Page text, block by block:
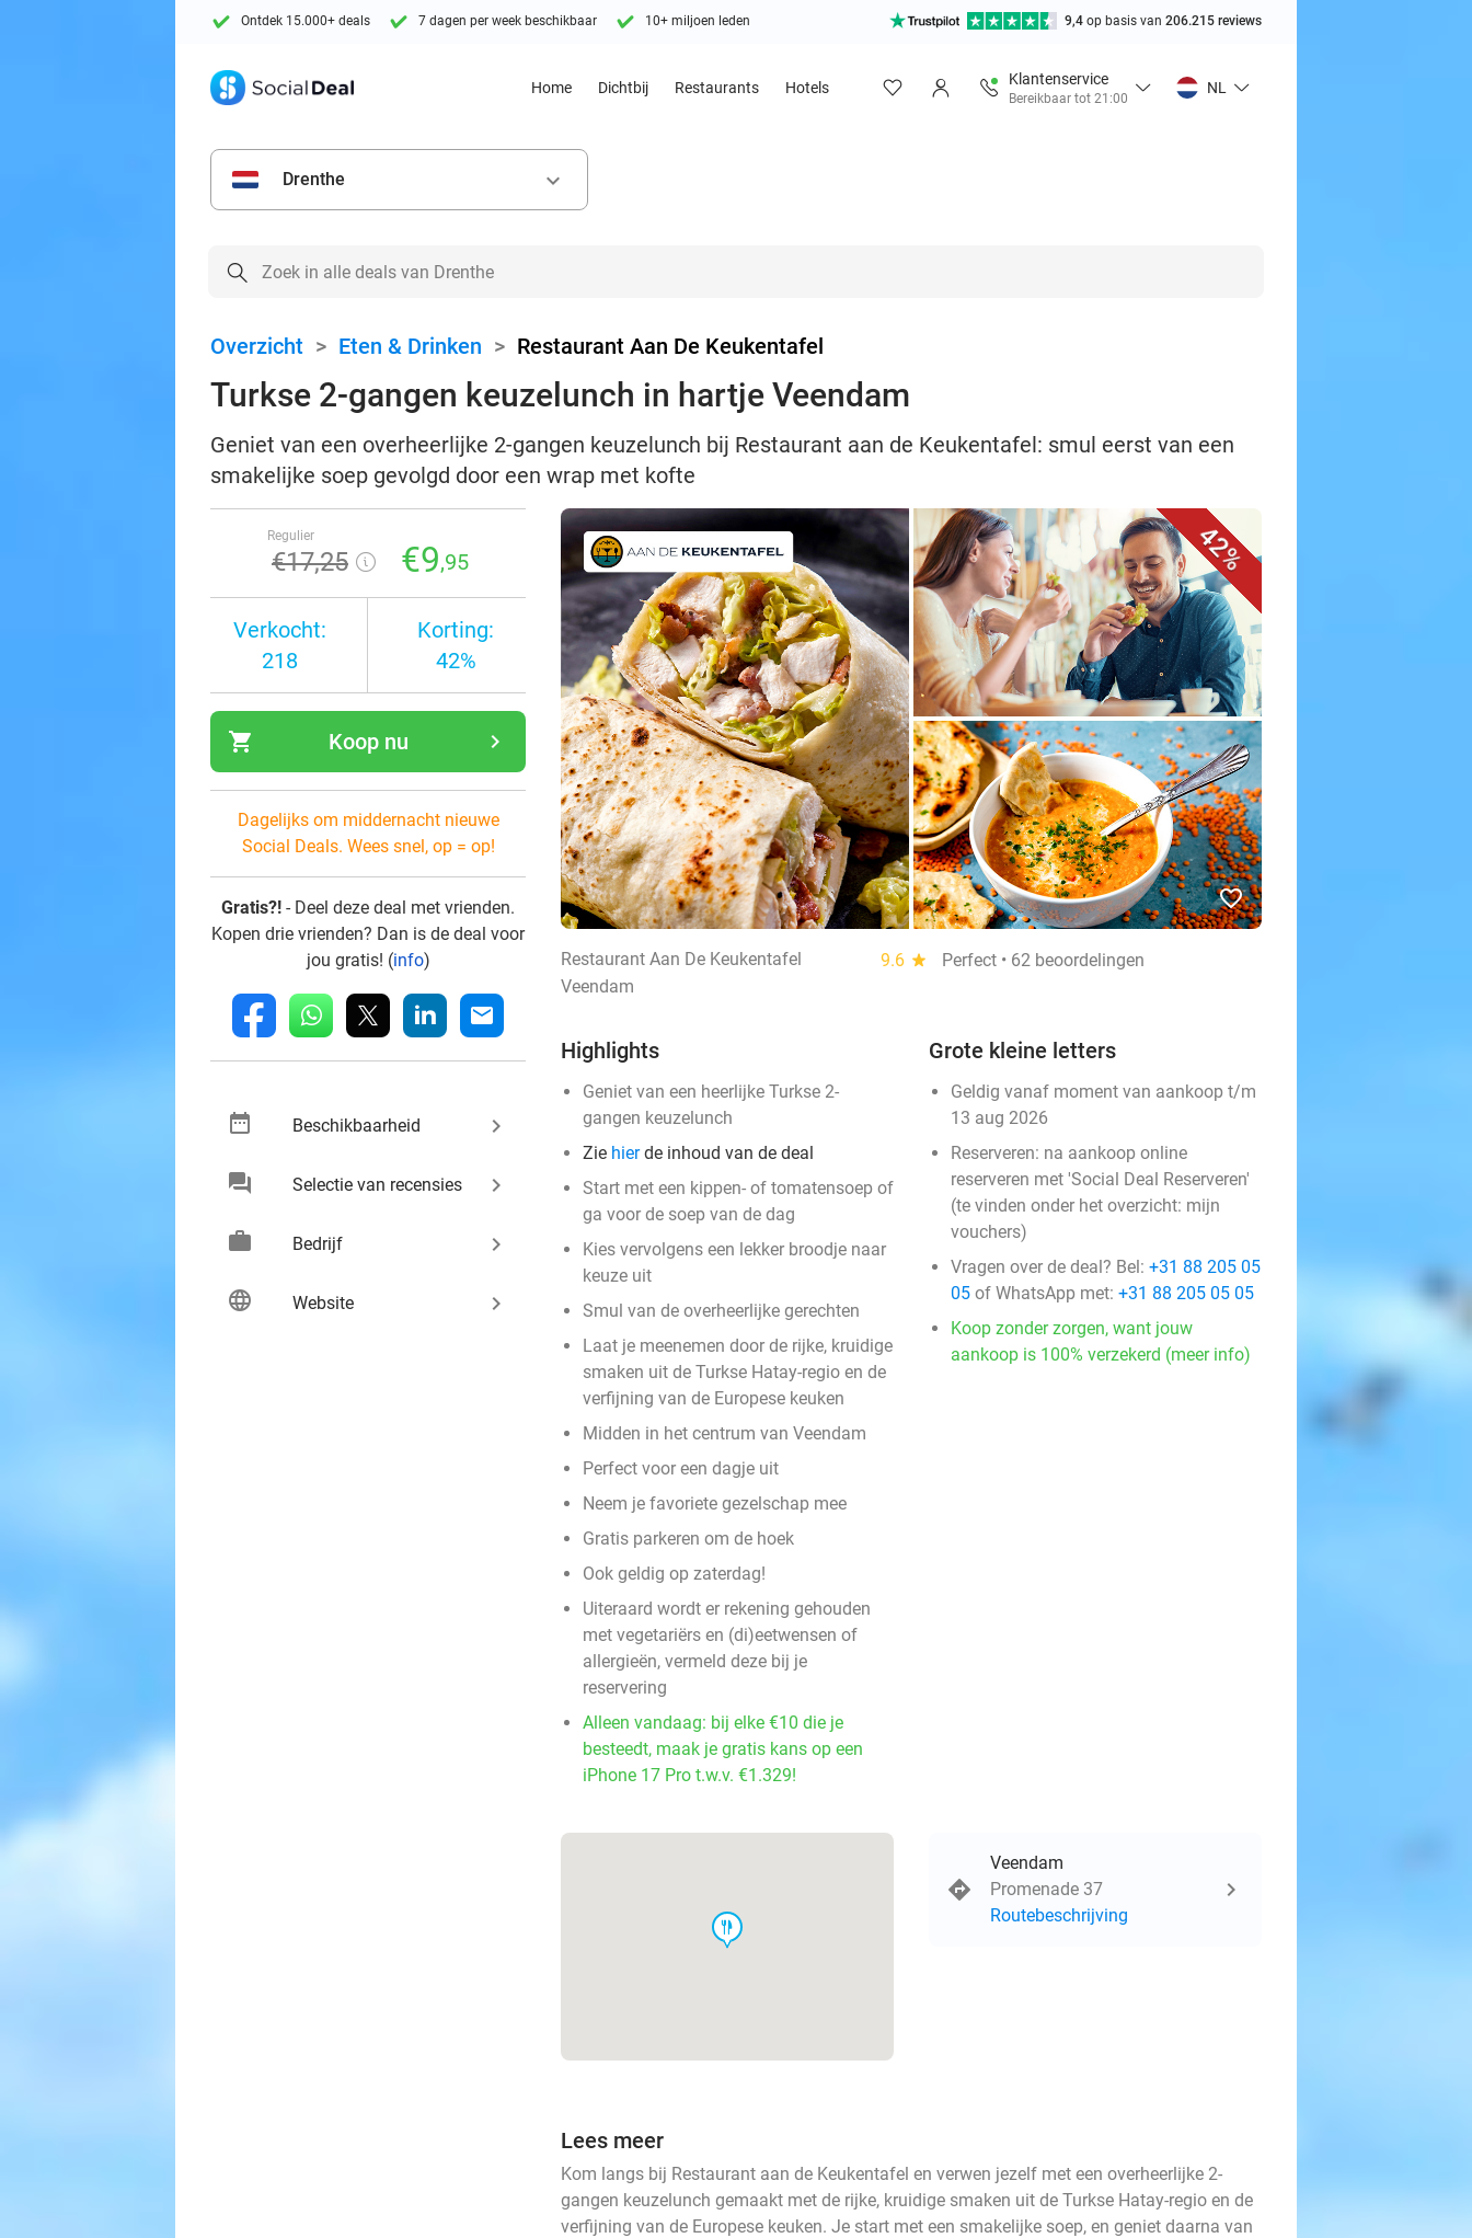
Ontdek 15.000+ deals 7 dagen per week beschikbaar 10+ miljoen leden 9,4 op basis van 206.215 reviews
Home Dichtbij Restaurants Hotels
Klantenservice
Bereikbaar tot 21:00
NL
Drenthe keyboard_arrow_down
Overzicht > Eten & Drinken > Restaurant Aan De Keukentafel
Turkse 2-gangen keuzelunch in hartje Veendam
Geniet van een overheerlijke 2-gangen keuzelunch bij Restaurant aan de Keukentafel: smul eerst van een
smakelijke soep gevolgd door een wrap met kofte
Regulier
€17,25 €9,95
Verkocht:
218
Korting:
42%
shopping_cart navigate_next
Koop nu
Dagelijks om middernacht nieuwe
Social Deals. Wees snel, op = op!
Gratis?! - Deel deze deal met vrienden.
Kopen drie vrienden? Dan is de deal voor
jou gratis! (info)
fb whatsapp linkedin mail
date_range Beschikbaarheid keyboard_arrow_right
chat Selectie van recensies keyboard_arrow_right
work Bedrijf keyboard_arrow_right
language Website keyboard_arrow_right
42%
favorite_border
Restaurant Aan De Keukentafel 9.6 star
Perfect • 62 beoordelingen
Veendam
Highlights
Geniet van een heerlijke Turkse 2-
gangen keuzelunch
Zie hierde inhoud van de deal
Start met een kippen- of tomatensoep of
ga voor de soep van de dag
Kies vervolgens een lekker broodje naar
keuze uit
Smul van de overheerlijke gerechten
Laat je meenemen door de rijke, kruidige
smaken uit de Turkse Hatay-regio en de
verfijning van de Europese keuken
Midden in het centrum van Veendam
Perfect voor een dagje uit
Neem je favoriete gezelschap mee
Gratis parkeren om de hoek
Ook geldig op zaterdag!
Uiteraard wordt er rekening gehouden
met vegetariërs en (di)eetwensen of
allergieën, vermeld deze bij je
reservering
Alleen vandaag: bij elke €10 die je
besteedt, maak je gratis kans op een
iPhone 17 Pro t.w.v. €1.329!
Grote kleine letters
Geldig vanaf moment van aankoop t/m
13 aug 2026
Reserveren: na aankoop online
reserveren met 'Social Deal Reserveren'
(te vinden onder het overzicht: mijn
vouchers)
Vragen over de deal? Bel: +31 88 205 05
05 of WhatsApp met: +31 88 205 05 05
Koop zonder zorgen, want jouw
aankoop is 100% verzekerd (meer info)
food
Veendam
Promenade 37
Routebeschrijving
Lees meer
Kom langs bij Restaurant aan de Keukentafel en verwen jezelf met een overheerlijke 2-
gangen keuzelunch gemaakt met de rijke, kruidige smaken uit de Turkse Hatay-regio en de
verfijning van de Europese keuken. Je start met een smakelijke soep, en geniet daarna van